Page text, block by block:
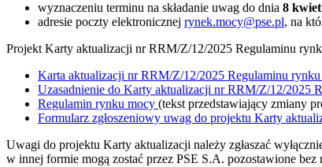
wyznaczeniu terminu na składanie uwag do dnia 8
adresie poczty elektronicznej rynek.mocy@pse.pl, na
Projekt Karty aktualizacji nr RRM/Z/12/2025 Regulaminu
Karta aktualizacji nr RRM/Z/12/2025 Regulaminu
Uzasadnienie do Karty aktualizacji nr RRM/Z/12/2025
Regulamin rynku mocy (tekst przedstawiający zmiany
Formularz zgłoszeniowy uwag do projektu Karty
Uwagi do projektu Karty aktualizacji należy zgłaszać
w innej formie mogą zostać przez PSE S.A. pozostawione bez